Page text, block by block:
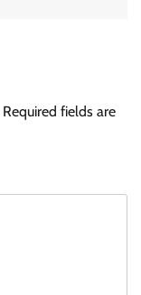
Required fields are